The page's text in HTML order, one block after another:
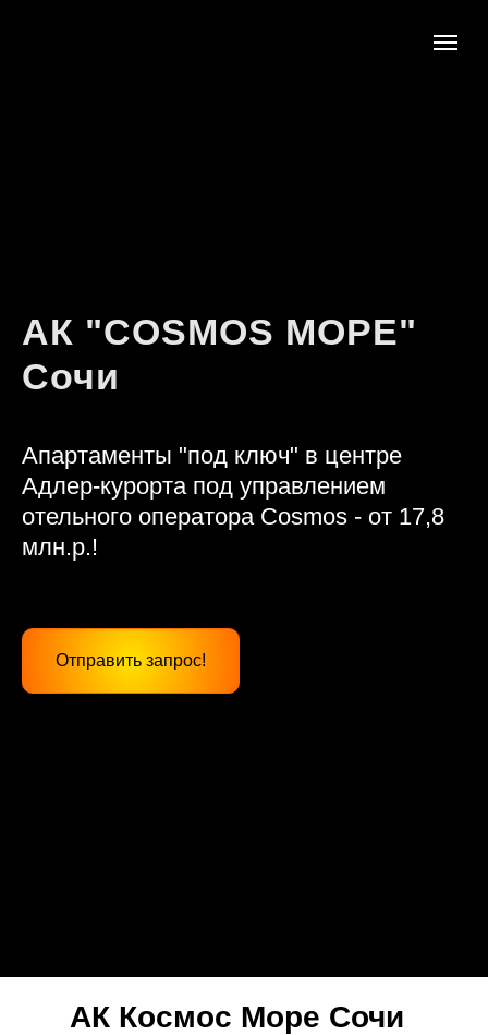
АК "COSMOS МОРЕ"
Сочи
Апартаменты "под ключ" в центре
Адлер-курорта под управлением
отельного оператора Cosmos - от 17,8
млн.р.!
Отправить запрос!
АК Космос Море Сочи